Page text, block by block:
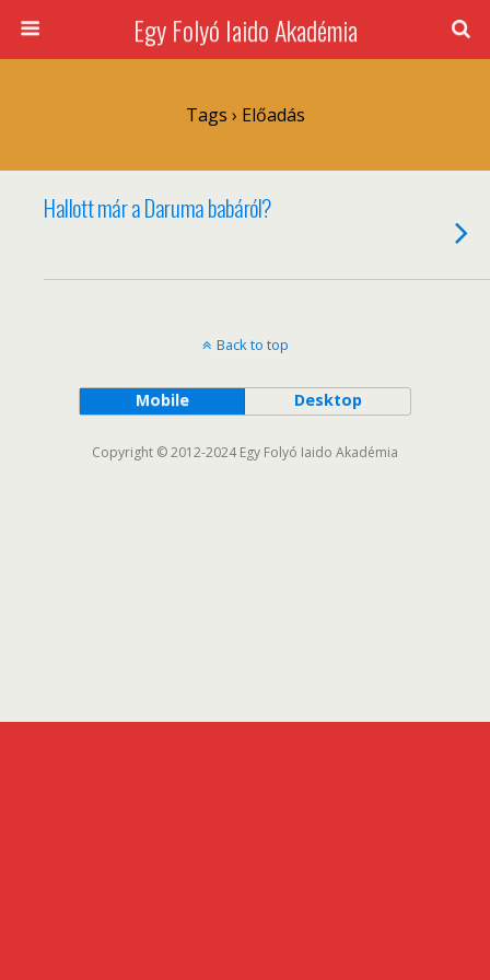
Egy Folyó Iaido Akadémia
Tags › Előadás
Hallott már a Daruma babáról?
Back to top
Mobile Desktop
Copyright © 2012-2024 Egy Folyó Iaido Akadémia